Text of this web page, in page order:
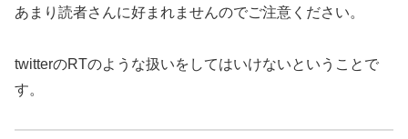
あまり読者さんに好まれませんのでご注意ください。
twitterのRTのような扱いをしてはいけないということで
す。